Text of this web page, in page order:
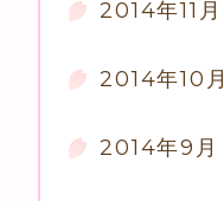
2014年11月
2014年10月
2014年9月